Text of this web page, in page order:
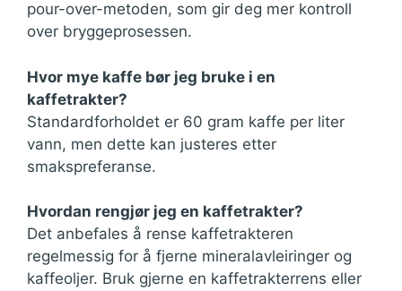
pour-over-metoden, som gir deg mer kontroll
over bryggeprosessen.
Hvor mye kaffe bør jeg bruke i en
kaffetrakter?
Standardforholdet er 60 gram kaffe per liter
vann, men dette kan justeres etter
smakspreferanse.
Hvordan rengjør jeg en kaffetrakter?
Det anbefales å rense kaffetrakteren
regelmessig for å fjerne mineralavleiringer og
kaffeoljer. Bruk gjerne en kaffetrakterrens eller